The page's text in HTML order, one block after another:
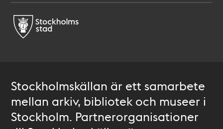
Stockholmskällan är ett samarbete
mellan arkiv, bibliotek och museer i
Stockholm. Partnerorganisationer